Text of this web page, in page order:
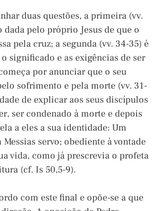
duas questões, a primeira (vv.
dada pelo próprio Jesus de que o
pela cruz; a segunda (vv. 34-35) é
significado e as exigências de ser
por anunciar que o seu
sofrimento e pela morte (vv. 31-
de explicar aos seus discípulos
ser condenado à morte e depois
a eles a sua identidade: Um
servo; obediente à vontade
vida, como já prescrevia o profeta
(cf. Is 50,5-9).
com este final e opõe-se a que